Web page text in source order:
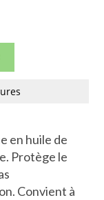
en huile de
Protège le
Convient à